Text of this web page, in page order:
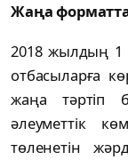
Жаңа
2018 жылдың 1
отбасыларға
жаңа тәртіп
әлеуметтік
төленетін